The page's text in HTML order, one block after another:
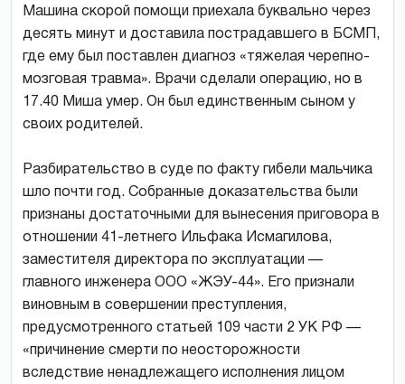
Машина скорой помощи приехала буквально через
десять минут и доставила пострадавшего в БСМП,
где ему был поставлен диагноз «тяжелая черепно-
мозговая травма». Врачи сделали операцию, но в
17.40 Миша умер. Он был единственным сыном у
своих родителей.
Разбирательство в суде по факту гибели мальчика
шло почти год. Собранные доказательства были
признаны достаточными для вынесения приговора в
отношении 41-летнего Ильфака Исмагилова,
заместителя директора по эксплуатации —
главного инженера ООО «ЖЭУ-44». Его признали
виновным в совершении преступления,
предусмотренного статьей 109 части 2 УК РФ —
«причинение смерти по неосторожности
вследствие ненадлежащего исполнения лицом